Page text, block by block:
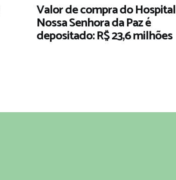
Valor de compra do Hospital
Nossa Senhora da Paz é
depositado: R$ 23,6 milhões